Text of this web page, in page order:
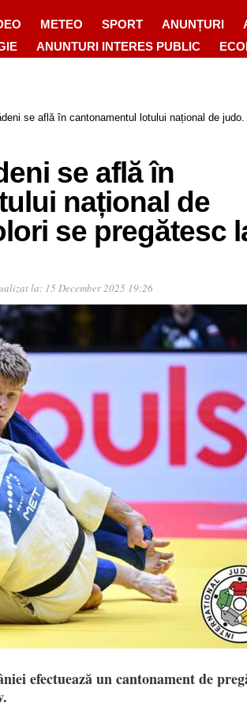
METEO SPORT ANUNȚURI
ANUNTURI INTERES PUBLIC
se află în cantonamentul lotului național de judo.
se află în
național de
se pregătesc
la: 15 December 2025 19:26
efectuează un cantonament de